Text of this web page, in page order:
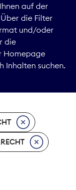
auf der
die Filter
und/oder
die
Homepage
Inhalten suchen.